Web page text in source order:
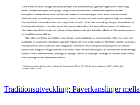
Traditionsutveckling: Påverkanslinjer